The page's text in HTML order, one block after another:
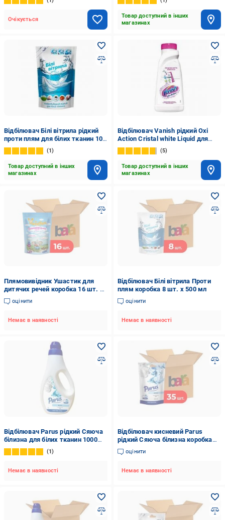
Очікується
Товар доступний в інших
магазинах
Відбілювач Білі вітрила рідкий
проти плям для білих тканин 100
мл
1
Товар доступний в інших
магазинах
Відбілювач Vanish рідкий Oxi
Action Cristal white Liquid для
білих тканин 450 мл
5
Товар доступний в інших
магазинах
Плямовивідник Ушастик для
дитячих речей коробка 16 шт. x
200 мл
оцінити
Немає в наявності
Відбілювач Білі вітрила Проти
плям коробка 8 шт. x 500 мл
оцінити
Немає в наявності
Відбілювач Parus рідкий Сяюча
білизна для білих тканин 1000
мл
1
Немає в наявності
Відбілювач кисневий Parus
рідкий Сяюча білизна коробка
35 шт. x 100 мл
оцінити
Немає в наявності